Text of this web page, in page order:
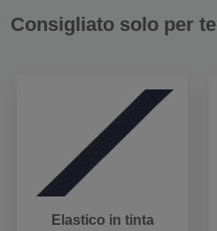
Consigliato solo per te
Elastico in tinta